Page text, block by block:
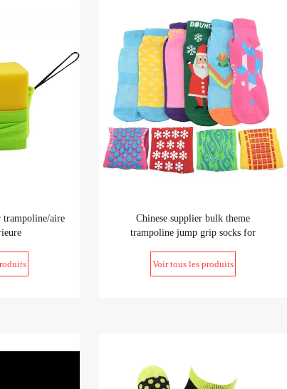
trampoline/aire
Chinese supplier bulk theme
trampoline jump grip socks for
Voir tous les produits